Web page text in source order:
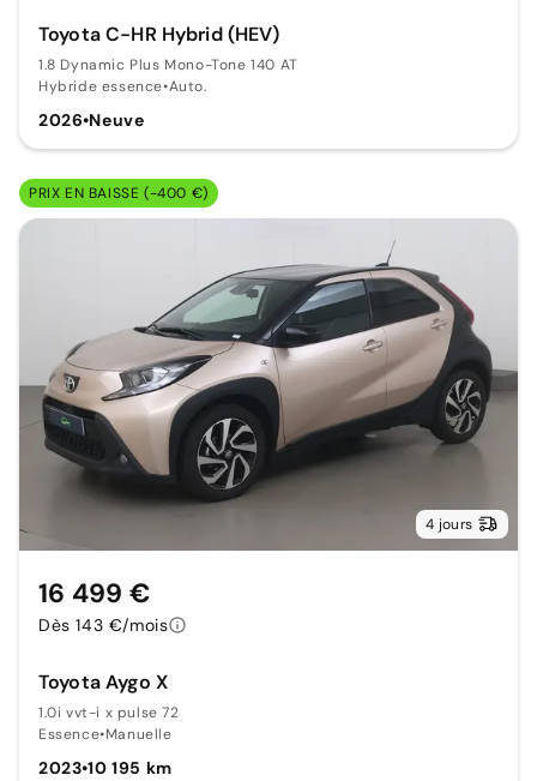
Toyota C-HR Hybrid (HEV)
1.8 Dynamic Plus Mono-Tone 140 AT
Hybride essence•Auto.
2026•Neuve
PRIX EN BAISSE (-400 €)
4 jours
Toyota Aygo X
1.0i vvt-i x pulse 72
Essence•Manuelle
2023•10 195 km
16 499 €
Dès 143 €/mois